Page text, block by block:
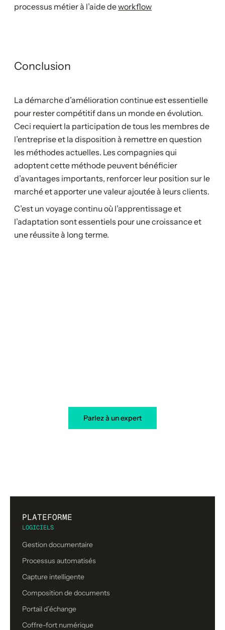
processus métier à l’aide deworkflow
Conclusion
La démarche d’amélioration continue est essentielle
pour rester compétitif dans un monde en évolution.
Ceci requiert la participation de tous les membres de
l’entreprise et la disposition à remettre en question
les méthodes actuelles. Les compagnies qui
adoptent cette méthode peuvent bénéficier
d’avantages importants, renforcer leur position sur le
marché et apporter une valeur ajoutée à leurs clients.
C’est un voyage continu où l’apprentissage et
l’adaptation sont essentiels pour une croissance et
une réussite à long terme.
Parlez à un expert
PLATEFORME
LOGICIELS
Gestion documentaire
Processus automatisés
Capture intelligente
Composition de documents
Portail d’échange
Coffre-fort numérique